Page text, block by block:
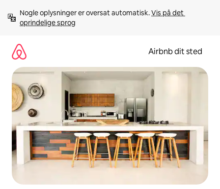
videre
Nogle oplysninger er oversat automatisk. Vis på det
oprindelige sprog
Airbnb dit sted